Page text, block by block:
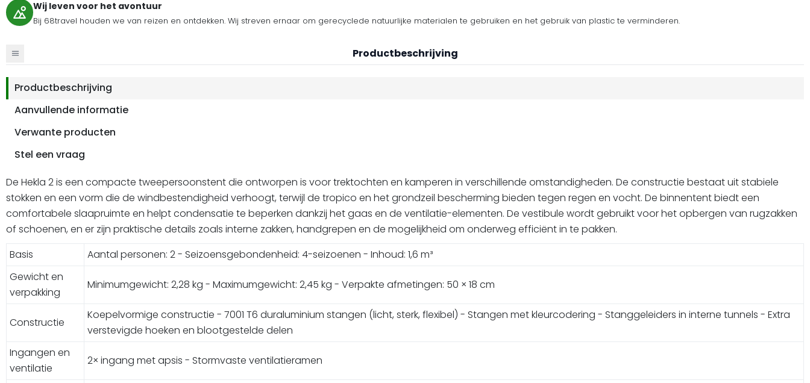
Wij leven voor het avontuur
Bij 68travel houden we van reizen en ontdekken. Wij streven ernaar om gerecyclede natuurlijke materialen te gebruiken en het gebruik van plastic te verminderen.
Productbeschrijving
Productbeschrijving
Aanvullende informatie
Verwante producten
Stel een vraag
De Hekla 2 is een compacte tweepersoonstent die ontworpen is voor trektochten en kamperen in verschillende omstandigheden. De constructie bestaat uit stabiele
stokken en een vorm die de windbestendigheid verhoogt, terwijl de tropico en het grondzeil bescherming bieden tegen regen en vocht. De binnentent biedt een
comfortabele slaapruimte en helpt condensatie te beperken dankzij het gaas en de ventilatie-elementen. De vestibule wordt gebruikt voor het opbergen van rugzakken
of schoenen, en er zijn praktische details zoals interne zakken, handgrepen en de mogelijkheid om onderweg efficiënt in te pakken.
Basis
Aantal personen: 2 - Seizoensgebondenheid: 4-seizoenen - Inhoud: 1,6 m³
Gewicht en
verpakking
Minimumgewicht: 2,28 kg - Maximumgewicht: 2,45 kg - Verpakte afmetingen: 50 × 18 cm
Constructie
Koepelvormige constructie - 7001 T6 duraluminium stangen (licht, sterk, flexibel) - Stangen met kleurcodering - Stanggeleiders in interne tunnels - Extra
verstevigde hoeken en blootgestelde delen
Ingangen en
ventilatie
2× ingang met apsis - Stormvaste ventilatieramen